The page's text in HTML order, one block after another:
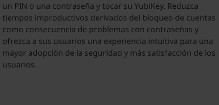
un PIN o una contraseña y tocar su YubiKey. Reduzca
tiempos improductivos derivados del bloqueo de cuentas
como consecuencia de problemas con contraseñas y
ofrezca a sus usuarios una experiencia intuitiva para una
mayor adopción de la seguridad y más satisfacción de los
usuarios.